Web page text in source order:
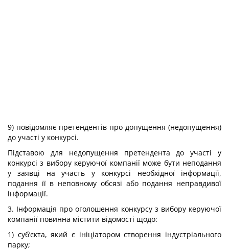
9) повідомляє претендентів про допущення (недопущення)
до участі у конкурсі.
Підставою для недопущення претендента до участі у
конкурсі з вибору керуючої компанії може бути неподання
у заявці на участь у конкурсі необхідної інформації,
подання її в неповному обсязі або подання неправдивої
інформації.
3. Інформація про оголошення конкурсу з вибору керуючої
компанії повинна містити відомості щодо:
1) суб’єкта, який є ініціатором створення індустріального
парку;